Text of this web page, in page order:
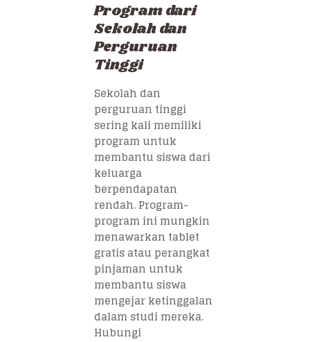
Program dari
Sekolah dan
Perguruan
Tinggi
Sekolah dan
perguruan tinggi
sering kali memiliki
program untuk
membantu siswa dari
keluarga
berpendapatan
rendah. Program-
program ini mungkin
menawarkan tablet
gratis atau perangkat
pinjaman untuk
membantu siswa
mengejar ketinggalan
dalam studi mereka.
Hubungi